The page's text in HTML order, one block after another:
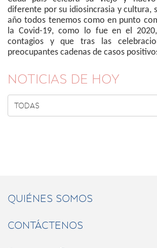
diferente por su idiosincrasia y cultura,
año todos tenemos como en punto
la Covid-19, como lo fue en el
contagios y que tras las
preocupantes cadenas de casos
NOTICIAS DE HOY
TODAS
QUIÉNES SOMOS
CONTÁCTENOS